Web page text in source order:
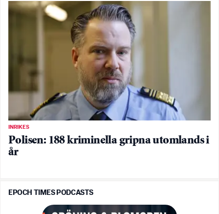
INRIKES
Polisen: 188 kriminella gripna utomlands i
år
EPOCH TIMES PODCASTS